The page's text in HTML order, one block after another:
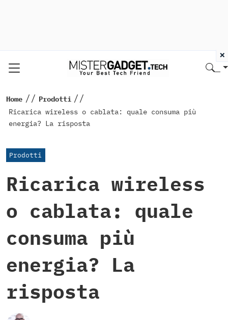
Home // Prodotti //
Ricarica wireless o cablata: quale consuma più
energia? La risposta
Prodotti
Ricarica wireless
o cablata: quale
consuma più
energia? La
risposta
×